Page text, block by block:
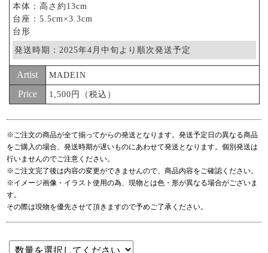
本体：高さ約13cm
台座：5.5cm×3.3cm
台形
発送時期：2025年4月中旬より順次発送予定
Artist MADEIN
Price 1,500円（税込）
※ご注文の商品が全て揃ってからの発送となります。発送予定日の異なる商品
をご購入の場合、発送時期が遅いものにあわせて発送となります。個別発送は
行いませんのでご注意ください。
※ご注文完了後は内容の変更ができませんので、商品内容をご確認ください。
※イメージ画像・イラスト使用の為、現物とは色・形が異なる場合がございま
す。
その際は現物を優先させて頂きますので予めご了承ください。